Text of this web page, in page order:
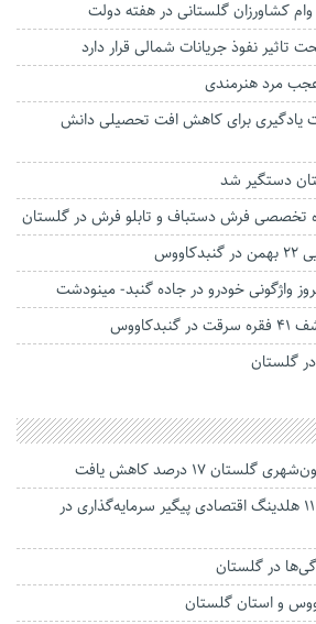
کشاورزان گلستانی در هفته دولت
تاثیر نفوذ جریانات شمالی قرار دارد
مرد هنرمندی
یادگیری برای کاهش افت تحصیلی دانش
دستگیر شد
تخصصی فرش دستباف و تابلو فرش در گلستان
واژگونی خودرو در جاده گنبد- مینودشت
۱۷ درصد کاهش یافت
استاندار: بابک زنجانی با ۱۱ هلدینگ اقتصادی پیگیر سرمایه‌گذاری در
و استان گلستان